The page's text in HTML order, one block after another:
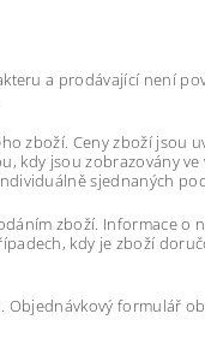
a prodávající není
zboží. Ceny zboží jsou
kdy jsou zobrazovány
sjednaných
zboží. Informace o
kdy je zboží
formulář